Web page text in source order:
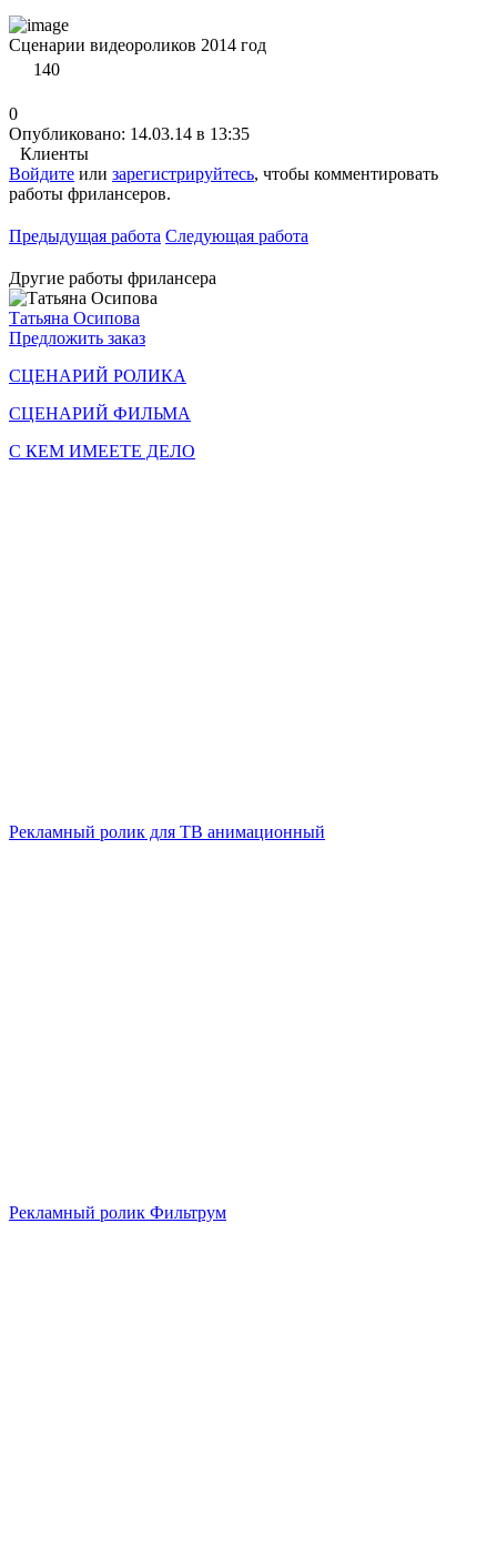
Сценарии видеороликов 2014 год
140
0
Опубликовано: 14.03.14 в 13:35
Клиенты
Войдите или зарегистрируйтесь, чтобы комментировать
работы фрилансеров.
Предыдущая работа Следующая работа
Другие работы фрилансера
Татьяна Осипова
Предложить заказ
СЦЕНАРИЙ РОЛИКА
СЦЕНАРИЙ ФИЛЬМА
С КЕМ ИМЕЕТЕ ДЕЛО
Рекламный ролик для ТВ анимационный
Рекламный ролик Фильтрум